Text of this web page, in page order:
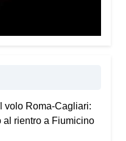
volo Roma-Cagliari:
al rientro a Fiumicino